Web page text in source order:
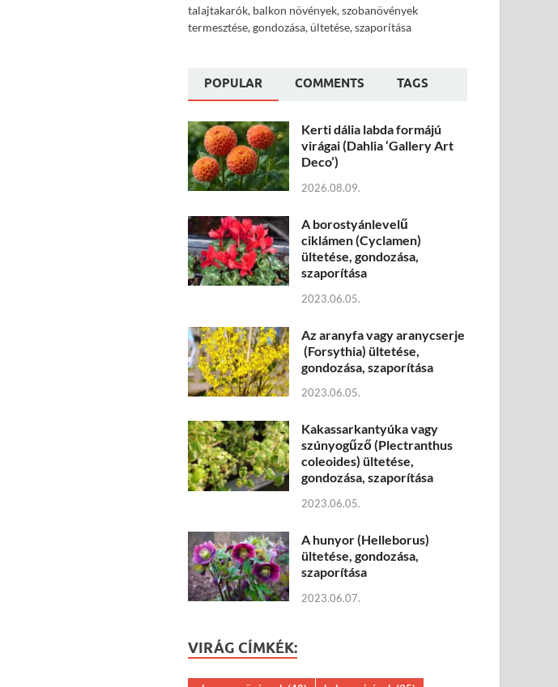
talajtakarók, balkon növények, szobanövények
termesztése, gondozása, ültetése, szaporítása
POPULAR COMMENTS TAGS
Kerti dália labda formájú
virágai (Dahlia ‘Gallery Art
Deco’)
2026.08.09.
A borostyánlevelű
ciklámen (Cyclamen)
ültetése, gondozása,
szaporítása
2023.06.05.
Az aranyfa vagy aranycserje
(Forsythia) ültetése,
gondozása, szaporítása
2023.06.05.
Kakassarkantyúka vagy
szúnyogűző (Plectranthus
coleoides) ültetése,
gondozása, szaporítása
2023.06.05.
A hunyor (Helleborus)
ültetése, gondozása,
szaporítása
2023.06.07.
VIRÁG CÍMKÉK: